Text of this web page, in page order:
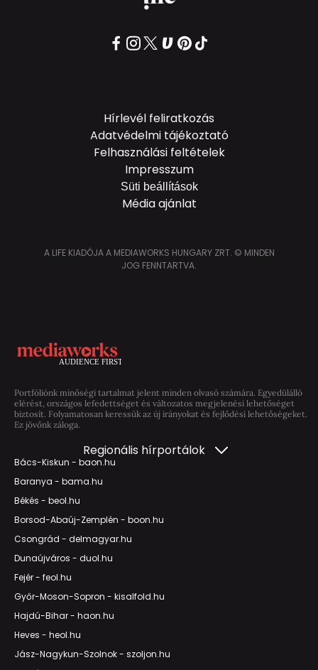
Hírlevél feliratkozás
Adatvédelmi tájékoztató
Felhasználási feltételek
Impresszum
Süti beállítások
Média ajánlat
A LIFE KIADÓJA A MEDIAWORKS HUNGARY ZRT. © MINDEN
JOG FENNTARTVA.
Portfóliónk minőségi tartalmat jelent minden olvasó számára. Egyedülálló
elérést, országos lefedettséget és változatos megjelenési lehetőséget
biztosít. Folyamatosan keressük az új irányokat és fejlődési lehetőségeket.
Ez jövőnk záloga.
Regionális hírportálok
Bács-Kiskun - baon.hu
Baranya - bama.hu
Békés - beol.hu
Borsod-Abaúj-Zemplén - boon.hu
Csongrád - delmagyar.hu
Dunaújváros - duol.hu
Fejér - feol.hu
Győr-Moson-Sopron - kisalfold.hu
Hajdú-Bihar - haon.hu
Heves - heol.hu
Jász-Nagykun-Szolnok - szoljon.hu